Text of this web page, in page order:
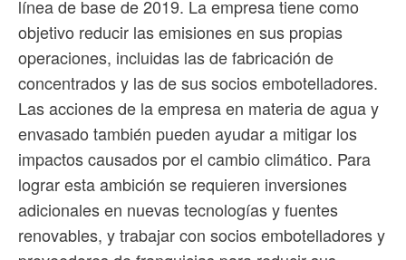
línea de base de 2019. La empresa tiene como
objetivo reducir las emisiones en sus propias
operaciones, incluidas las de fabricación de
concentrados y las de sus socios embotelladores.
Las acciones de la empresa en materia de agua y
envasado también pueden ayudar a mitigar los
impactos causados por el cambio climático. Para
lograr esta ambición se requieren inversiones
adicionales en nuevas tecnologías y fuentes
renovables, y trabajar con socios embotelladores y